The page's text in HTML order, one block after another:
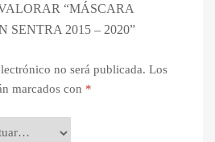
“MÁSCARA
SENTRA 2015 – 2020”
no será publicada. Los
marcados con *